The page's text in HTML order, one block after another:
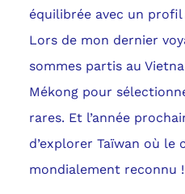
équilibrée avec un
Lors de mon dernier
sommes partis au
Mékong pour
rares. Et l’année
d’explorer Taïwan où le
mondialement reconnu !